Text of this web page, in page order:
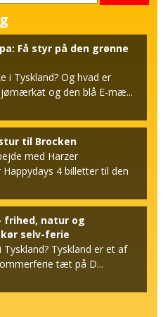
Få styr på den grønne
i Tyskland? Og hvad er
og den blå E-mæ...
til Brocken
med Harzer
4 billetter til den
frihed, natur og
selv-ferie
Tyskland er et af
tæt på D...